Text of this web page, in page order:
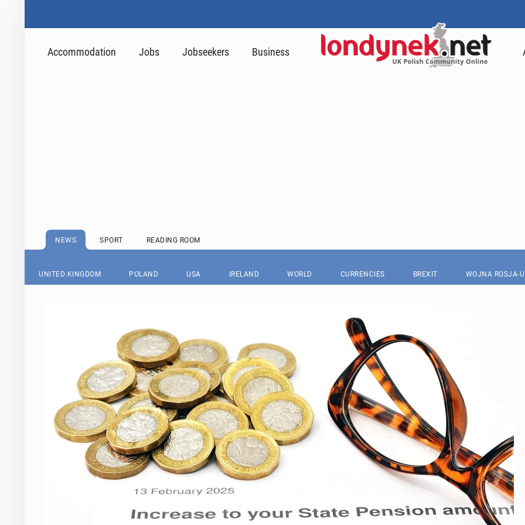
Accommodation Jobs Jobseekers Business
NEWS SPORT READING ROOM
UNITED KINGDOM POLAND USA IRELAND WORLD CURRENCIES BREXIT WOJNA ROSJA-